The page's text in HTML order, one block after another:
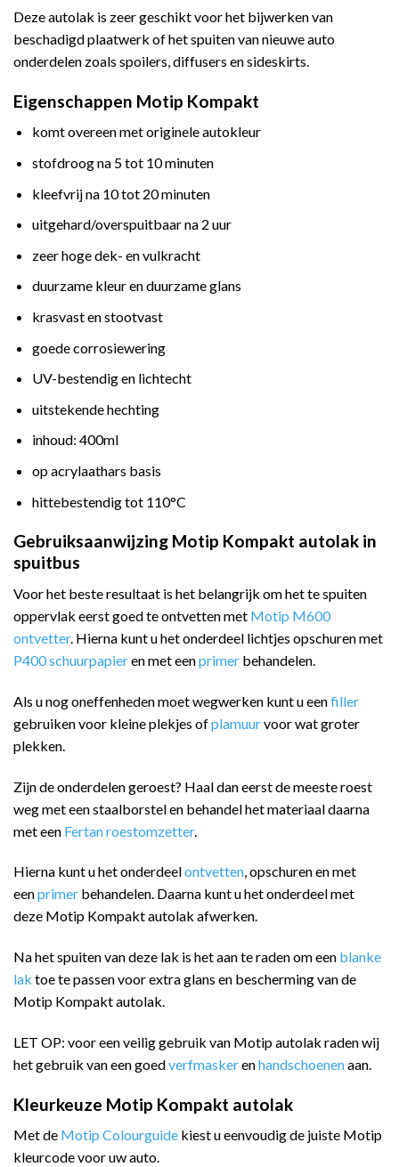
Deze autolak is zeer geschikt voor het bijwerken van
beschadigd plaatwerk of het spuiten van nieuwe auto
onderdelen zoals spoilers, diffusers en sideskirts.
Eigenschappen Motip Kompakt
komt overeen met originele autokleur
stofdroog na 5 tot 10 minuten
kleefvrij na 10 tot 20 minuten
uitgehard/overspuitbaar na 2 uur
zeer hoge dek- en vulkracht
duurzame kleur en duurzame glans
krasvast en stootvast
goede corrosiewering
UV-bestendig en lichtecht
uitstekende hechting
inhoud: 400ml
op acrylaathars basis
hittebestendig tot 110°C
Gebruiksaanwijzing Motip Kompakt autolak in
spuitbus
Voor het beste resultaat is het belangrijk om het te spuiten
oppervlak eerst goed te ontvetten met Motip M600
ontvetter. Hierna kunt u het onderdeel lichtjes opschuren met
P400 schuurpapieren met eenprimer behandelen.
Als u nog oneffenheden moet wegwerken kunt u eenfiller
gebruiken voor kleine plekjes ofplamuurvoor wat groter
plekken.
Zijn de onderdelen geroest? Haal dan eerst de meeste roest
weg met een staalborstel en behandel het materiaal daarna
met een Fertan roestomzetter.
Hierna kunt u het onderdeelontvetten, opschuren en met
eenprimer behandelen. Daarna kunt u het onderdeel met
deze Motip Kompakt autolak afwerken.
Na het spuiten van deze lak is het aan te raden om een blanke
lak toe te passen voor extra glans en bescherming van de
Motip Kompakt autolak.
LET OP: voor een veilig gebruik van Motip autolak raden wij
het gebruik van een goedverfmaskerenhandschoenenaan.
Kleurkeuze Motip Kompakt autolak
Met de Motip Colourguide kiest u eenvoudig de juiste Motip
kleurcode voor uw auto.